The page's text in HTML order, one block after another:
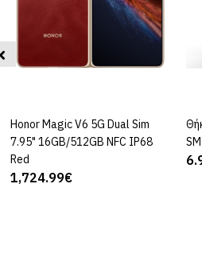
ΚΑΛΆΘΙ
Honor Magic V6 5G Dual Sim
7.95" 16GB/512GB NFC IP68
Red
1,724.99€